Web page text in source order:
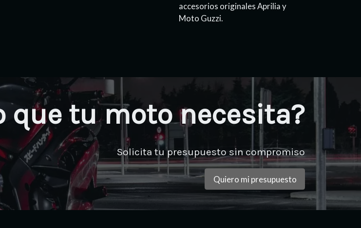
accesorios originales Aprilia y
Moto Guzzi.
que tu moto necesita?
Solicita tu presupuesto sin compromiso
Quiero mi presupuesto